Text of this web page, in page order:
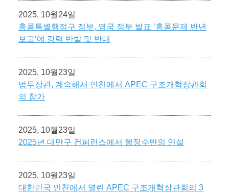
2025, 10월24일
홍콩특별행정구 정부, 영국 정부 발표 ‘홍콩문제 반년
보고’에 강력 반발 및 반대
2025, 10월23일
법무장관, 계속해서 인천에서 APEC 구조개혁장관회
의 참가
2025, 10월23일
2025년 대만구 컨퍼런스에서 행정수반의 연설
2025, 10월23일
대한민국 인천에서 열린 APEC 구조개혁장관회의 3